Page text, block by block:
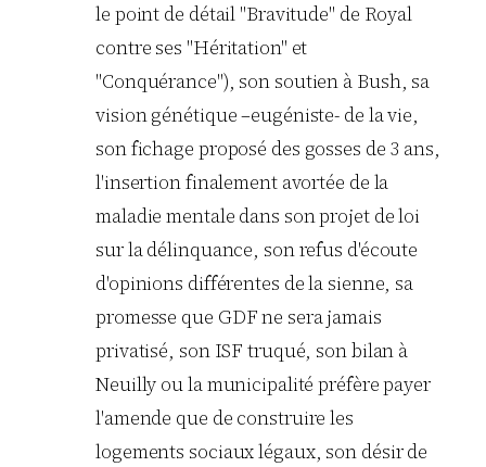
le point de détail "Bravitude" de Royal
contre ses "Héritation" et
"Conquérance"), son soutien à Bush, sa
vision génétique –eugéniste- de la vie,
son fichage proposé des gosses de 3 ans,
l'insertion finalement avortée de la
maladie mentale dans son projet de loi
sur la délinquance, son refus d'écoute
d'opinions différentes de la sienne, sa
promesse que GDF ne sera jamais
privatisé, son ISF truqué, son bilan à
Neuilly ou la municipalité préfère payer
l'amende que de construire les
logements sociaux légaux, son désir de